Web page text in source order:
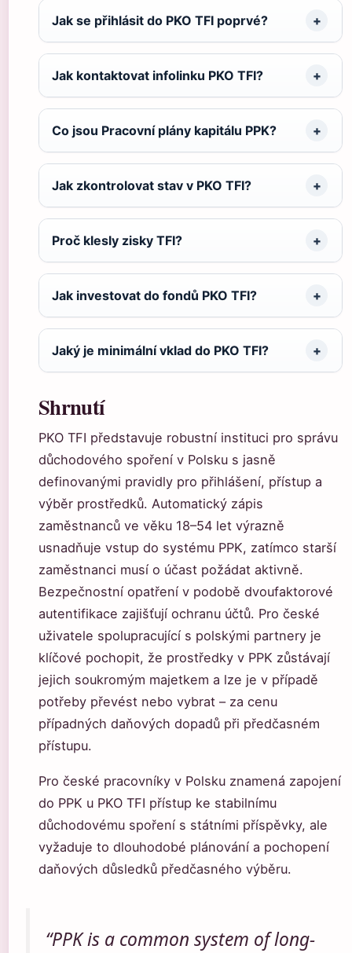
Jak se přihlásit do PKO TFI poprvé?
Jak kontaktovat infolinku PKO TFI?
Co jsou Pracovní plány kapitálu PPK?
Jak zkontrolovat stav v PKO TFI?
Proč klesly zisky TFI?
Jak investovat do fondů PKO TFI?
Jaký je minimální vklad do PKO TFI?
Shrnutí
PKO TFI představuje robustní instituci pro správu
důchodového spoření v Polsku s jasně
definovanými pravidly pro přihlášení, přístup a
výběr prostředků. Automatický zápis
zaměstnanců ve věku 18–54 let výrazně
usnadňuje vstup do systému PPK, zatímco starší
zaměstnanci musí o účast požádat aktivně.
Bezpečnostní opatření v podobě dvoufaktorové
autentifikace zajišťují ochranu účtů. Pro české
uživatele spolupracující s polskými partnery je
klíčové pochopit, že prostředky v PPK zůstávají
jejich soukromým majetkem a lze je v případě
potřeby převést nebo vybrat – za cenu
případných daňových dopadů při předčasném
přístupu.
Pro české pracovníky v Polsku znamená zapojení
do PPK u PKO TFI přístup ke stabilnímu
důchodovému spoření s státními příspěvky, ale
vyžaduje to dlouhodobé plánování a pochopení
daňových důsledků předčasného výběru.
“PPK is a common system of long-